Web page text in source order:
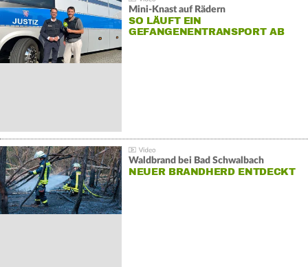
Mini-Knast auf Rädern
SO LÄUFT EIN
GEFANGENENTRANSPORT AB
Waldbrand bei Bad Schwalbach
NEUER BRANDHERD ENTDECKT